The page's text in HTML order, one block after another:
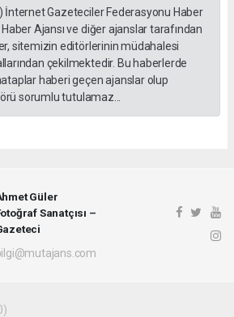
İnternet Gazeteciler Federasyonu Haber
Ajansı ve diğer ajanslar tarafından
sitemizin editörlerinin müdahalesi
çekilmektedir. Bu haberlerde
haberi geçen ajanslar olup
sorumlu tutulamaz...
Güler
Sanatçısı –